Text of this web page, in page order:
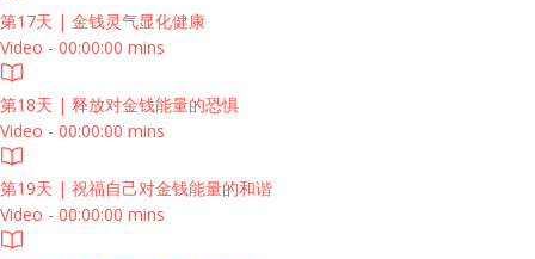
第17天 | 金钱灵气显化健康
Video - 00:00:00 mins
第18天 | 释放对金钱能量的恐惧
Video - 00:00:00 mins
第19天 | 祝福自己对金钱能量的和谐
Video - 00:00:00 mins